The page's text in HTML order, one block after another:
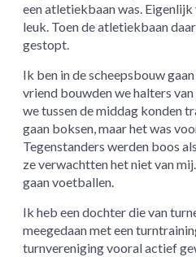
een atletiekbaan was.
leuk. Toen de atletiekbaan
gestopt.
Ik ben in de scheepsbouw
vriend bouwden we halters
we tussen de middag konden
gaan boksen, maar het was
Tegenstanders werden boos
ze verwachtten het niet van
gaan voetballen.
Ik heb een dochter die van
meegedaan met een
turnvereniging vooral actief